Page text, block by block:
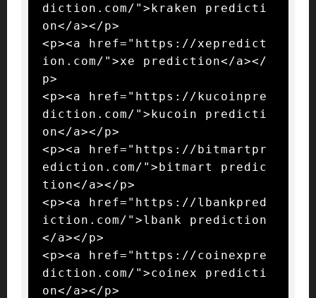
diction.com/">kraken predicti
on</a></p>
<p><a href="https://xepredict
ion.com/">xe prediction</a></
p>
<p><a href="https://kucoinpre
diction.com/">kucoin predicti
on</a></p>
<p><a href="https://bitmartpr
ediction.com/">bitmart predic
tion</a></p>
<p><a href="https://lbankpred
iction.com/">lbank prediction
</a></p>
<p><a href="https://coinexpre
diction.com/">coinex predicti
on</a></p>